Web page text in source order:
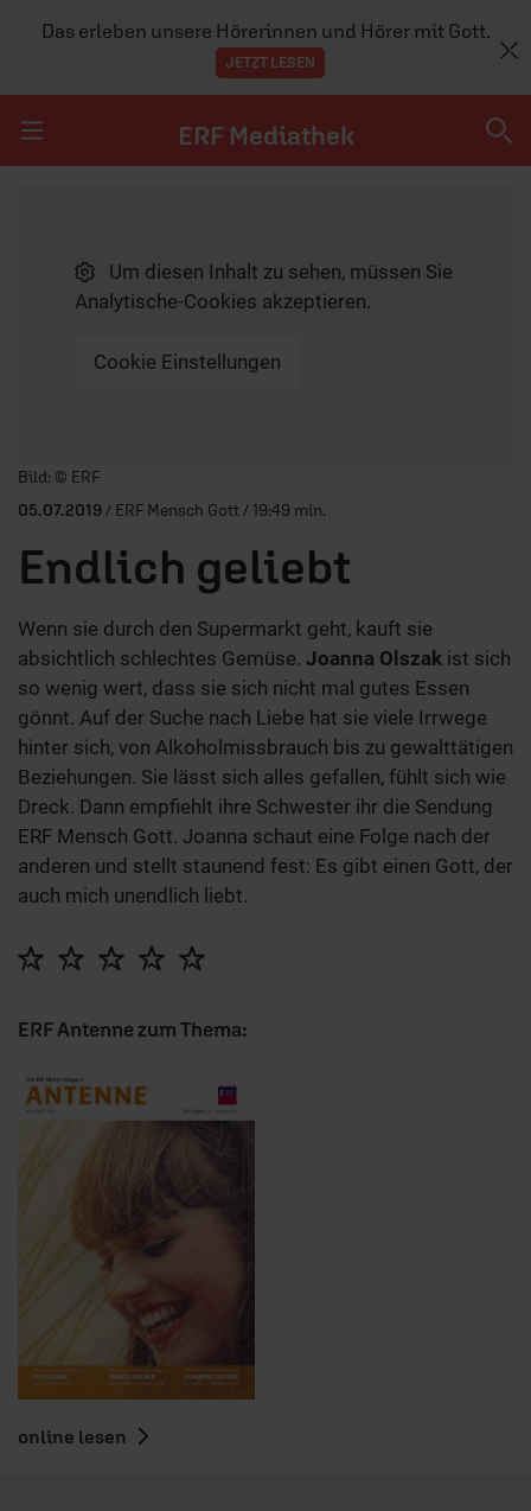
Das erleben unsere Hörerinnen und Hörer mit Gott.
JETZT LESEN
ERF Mediathek
SENDUNGEN A-ZUm diesen Inhalt zu sehen, müssen Sie
Analytische-Cookies akzeptieren.
Cookie Einstellungen
Player starten/anhalten
Bild: © ERF
05.07.2019 / ERF Mensch Gott / 19:49 min.
Endlich geliebt
Wenn sie durch den Supermarkt geht, kauft sie
absichtlich schlechtes Gemüse. Joanna Olszak ist sich
so wenig wert, dass sie sich nicht mal gutes Essen
gönnt. Auf der Suche nach Liebe hat sie viele Irrwege
hinter sich, von Alkoholmissbrauch bis zu gewalttätigen
Beziehungen. Sie lässt sich alles gefallen, fühlt sich wie
Dreck. Dann empfiehlt ihre Schwester ihr die Sendung
ERF Mensch Gott. Joanna schaut eine Folge nach der
anderen und stellt staunend fest: Es gibt einen Gott, der
auch mich unendlich liebt.
ERF Antenne zum Thema:
online lesen